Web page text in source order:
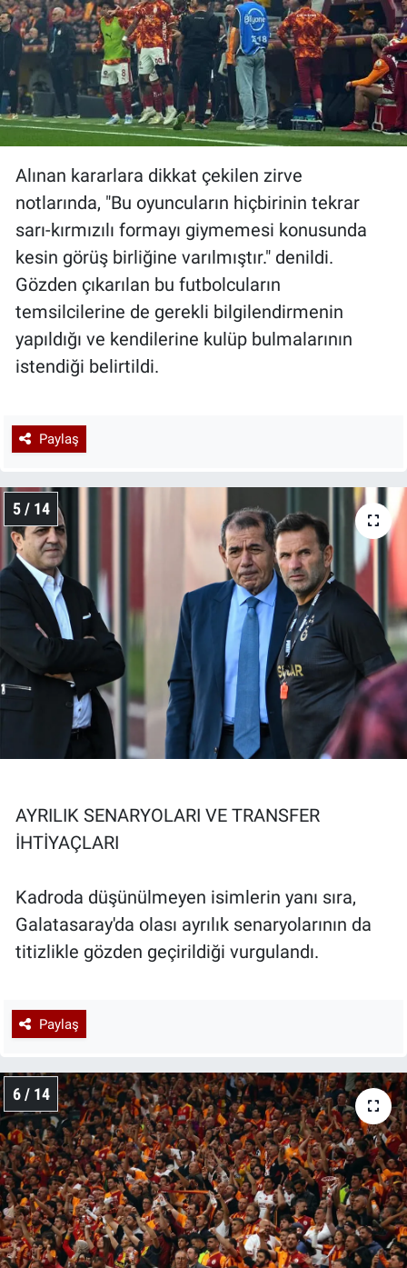
Alınan kararlara dikkat çekilen zirve
notlarında, "Bu oyuncuların hiçbirinin tekrar
sarı-kırmızılı formayı giymemesi konusunda
kesin görüş birliğine varılmıştır." denildi.
Gözden çıkarılan bu futbolcuların
temsilcilerine de gerekli bilgilendirmenin
yapıldığı ve kendilerine kulüp bulmalarının
istendiği belirtildi.
Paylaş
5 / 14
AYRILIK SENARYOLARI VE TRANSFER
İHTİYAÇLARI
Kadroda düşünülmeyen isimlerin yanı sıra,
Galatasaray'da olası ayrılık senaryolarının da
titizlikle gözden geçirildiği vurgulandı.
Paylaş
6 / 14